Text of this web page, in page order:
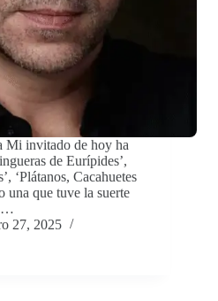
Mi invitado de hoy ha
de Eurípides’,
‘Plátanos, Cacahuetes
una que tuve la suerte
27, 2025